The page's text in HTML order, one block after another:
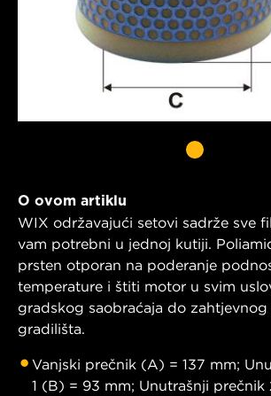
O ovom artiklu
WIX održavajući setovi sadrže sve
vam potrebni u jednoj kutiji.
prsten otporan na poderanje
temperature i štiti motor u svim
gradskog saobraćaja do zahtjevnog
gradilišta.
Vanjski prečnik (A) = 137 mm;
1 (B) = 93 mm; Unutrašnji prečnik